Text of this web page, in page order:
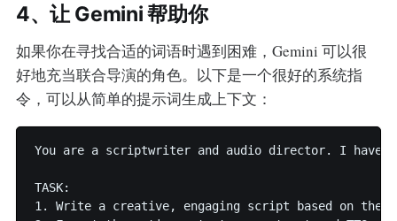
4、让 Gemini 帮助你
如果你在寻找合适的词语时遇到困难，Gemini 可以很
好地充当联合导演的角色。以下是一个很好的系统指
令，可以从简单的提示词生成上下文：
You are a scriptwriter and audio director. I have a
TASK:
1. Write a creative, engaging script based on the